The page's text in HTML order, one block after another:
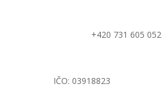
+420 731 605 052
IČO: 03918823